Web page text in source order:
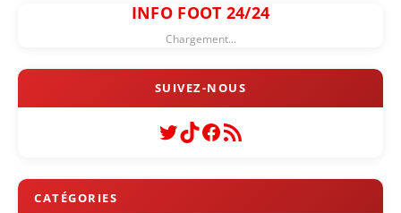
INFO FOOT 24/24
Chargement...
Twitter
TikTok
Facebook
Flux RSS